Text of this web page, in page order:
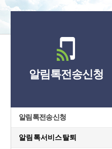
알림톡전송신청
알림톡전송신청
알림톡서비스탈퇴